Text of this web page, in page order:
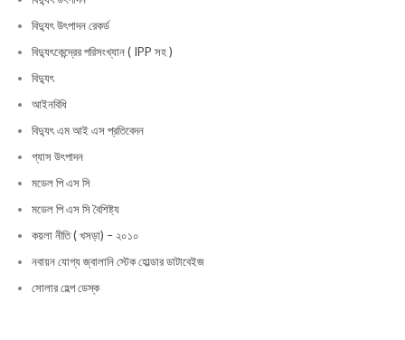
বিদ্যুৎ উৎপাদন রেকর্ড
বিদ্যুৎকেন্দ্রের পরিসংখ্যান ( IPP সহ )
বিদ্যুৎ
আইনবিধি
বিদ্যুৎ এম আই এস প্রতিবেদন
গ্যাস উৎপাদন
মডেল পি এস সি
মডেল পি এস সি বৈশিষ্ট্য
কয়লা নীতি ( খসড়া) – ২০১০
নবায়ন যোগ্য জ্বালানি স্টেক হোল্ডার ডাটাবেইজ
সোলার হেল্প ডেস্ক